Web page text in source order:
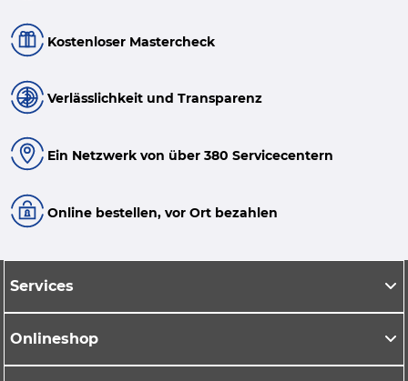
Kostenloser Mastercheck
Verlässlichkeit und Transparenz
Ein Netzwerk von über 380 Servicecentern
Online bestellen, vor Ort bezahlen
Services
Onlineshop